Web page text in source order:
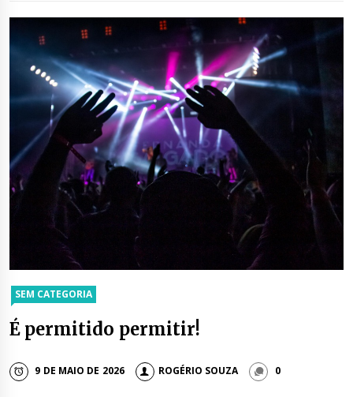
SEM CATEGORIA
É permitido permitir!
9 DE MAIO DE 2026 ROGÉRIO SOUZA 0